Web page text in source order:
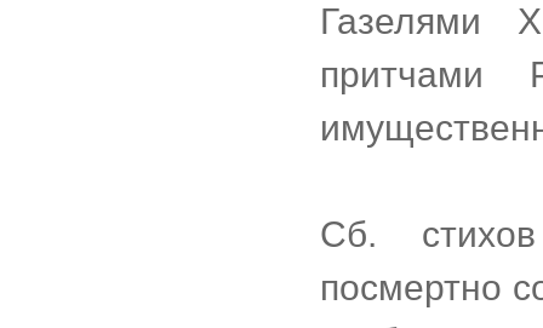
Газелями
притчами
Сб.
посмертно